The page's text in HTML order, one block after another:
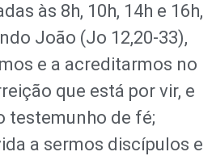
às 8h, 10h, 14h e 16h,
João (Jo 12,20-33),
e a acreditarmos no
que está por vir, e
testemunho de fé;
a sermos discípulos e